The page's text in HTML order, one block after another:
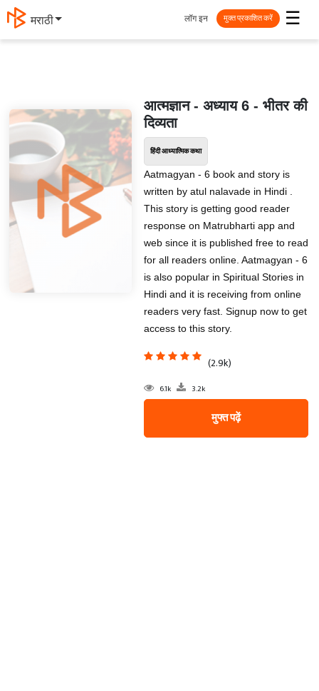
मराठी ☰
लॉग इन मुक्त प्रकाशित करें
आत्मज्ञान - अध्याय 6 - भीतर की
दिव्यता
हिंदी आध्यात्मिक कथा
Aatmagyan - 6 book and story is
written by atul nalavade in Hindi .
This story is getting good reader
response on Matrubharti app and
web since it is published free to read
for all readers online. Aatmagyan - 6
is also popular in Spiritual Stories in
Hindi and it is receiving from online
readers very fast. Signup now to get
access to this story.
(2.9k)
6.1k 3.2k
मुफ्त पढ़ें